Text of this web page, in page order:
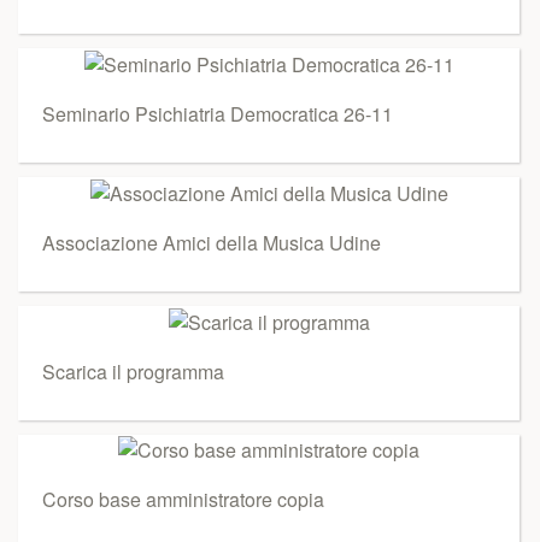
Seminario Psichiatria Democratica 26-11
Associazione Amici della Musica Udine
Scarica il programma
Corso base amministratore copia